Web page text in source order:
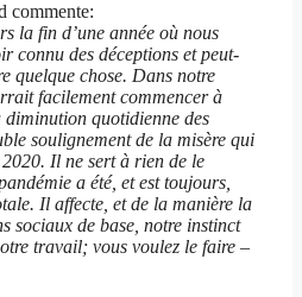
commente:
la fin d’une année où nous
connu des déceptions et peut-
quelque chose. Dans notre
facilement commencer à
quotidienne des
soulignement de la misère qui
Il ne sert à rien de le
a été, et est toujours,
Il affecte, et de la manière la
sociaux de base, notre instinct
travail; vous voulez le faire –